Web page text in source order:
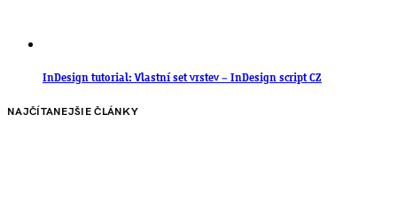
InDesign tutorial: Vlastní set vrstev – InDesign script CZ
NAJČÍTANEJŠIE ČLÁNKY